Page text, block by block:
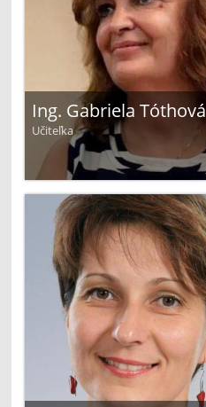
Ing. Gabriela Tóthová
Učiteľka